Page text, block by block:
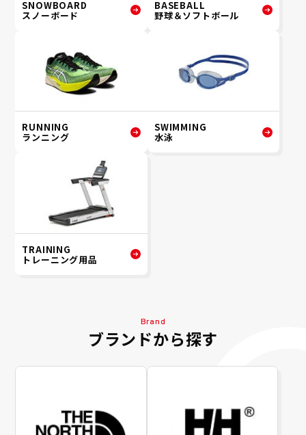
SNOWBOARD
スノーボード
BASEBALL
野球＆ソフトボール
RUNNING
ランニング
SWIMMING
水泳
TRAINING
トレーニング用品
Brand
ブランドから探す